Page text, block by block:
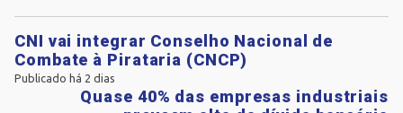
CNI vai integrar Conselho Nacional de
Combate à Pirataria (CNCP)
Publicado há 2 dias
Quase 40% das empresas industriais